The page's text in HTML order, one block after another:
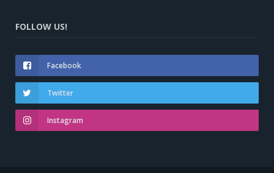
FOLLOW US!
Facebook
Twitter
Instagram